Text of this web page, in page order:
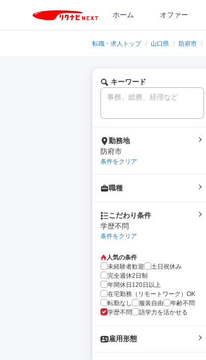
ホーム オファー
転職・求人トップ / 山口県 / 防府市 /
キーワード
勤務地
防府市
条件をクリア
職種
こだわり条件
学歴不問
条件をクリア
人気の条件
未経験者歓迎
土日祝休み
完全週休2日制
年間休日120日以上
在宅勤務（リモートワーク）OK
転勤なし
服装自由
年齢不問
学歴不問
語学力を活かせる
雇用形態